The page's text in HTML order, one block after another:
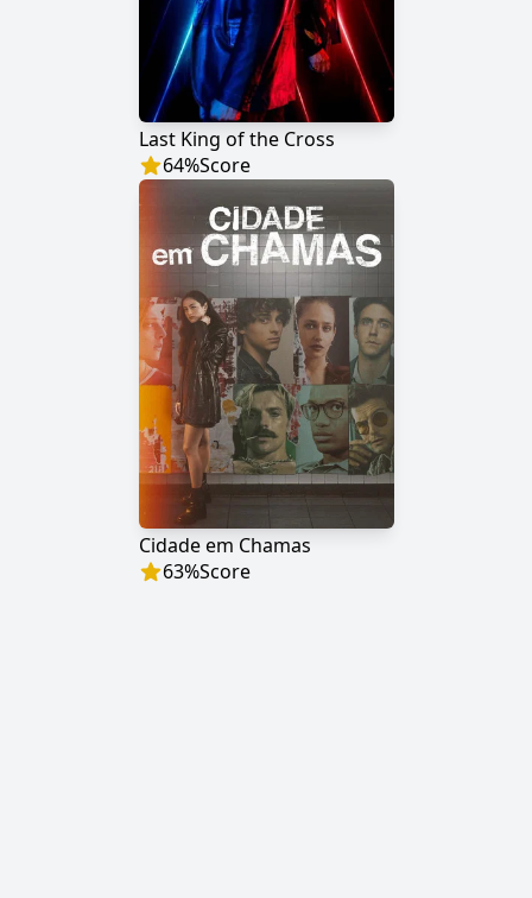
Last King of the Cross
64%Score
Cidade em Chamas
63%Score